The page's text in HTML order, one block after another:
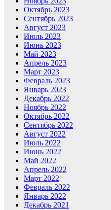
Октябрь 2023
Сентябрь 2023
Август 2023
Июль 2023
Июнь 2023
Май 2023
Апрель 2023
Март 2023
Февраль 2023
Январь 2023
Декабрь 2022
Ноябрь 2022
Октябрь 2022
Сентябрь 2022
Август 2022
Июль 2022
Июнь 2022
Май 2022
Апрель 2022
Март 2022
Февраль 2022
Январь 2022
Декабрь 2021